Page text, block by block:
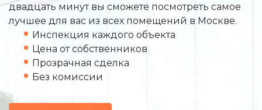
двадцать минут вы сможете посмотреть самое
лучшее для вас из всех помещений в Москве.
Инспекция каждого объекта
Цена от собственников
Прозрачная сделка
Без комиссии